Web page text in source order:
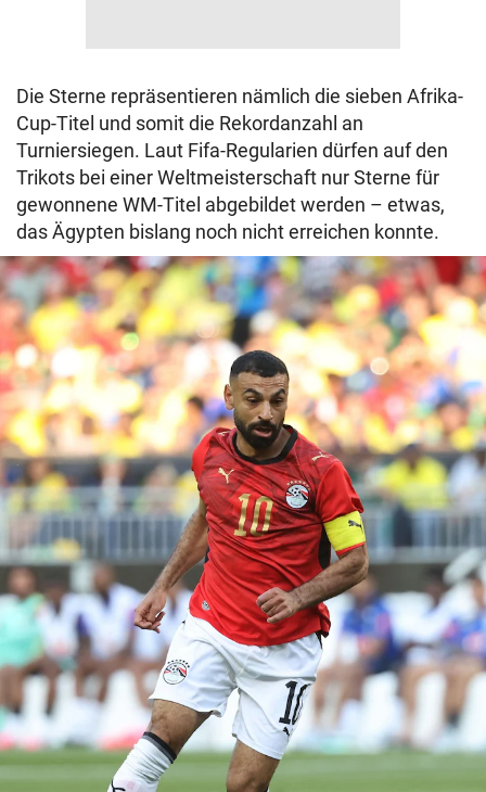
Die Sterne repräsentieren nämlich die sieben Afrika-
Cup-Titel und somit die Rekordanzahl an
Turniersiegen. Laut Fifa-Regularien dürfen auf den
Trikots bei einer Weltmeisterschaft nur Sterne für
gewonnene WM-Titel abgebildet werden – etwas,
das Ägypten bislang noch nicht erreichen konnte.